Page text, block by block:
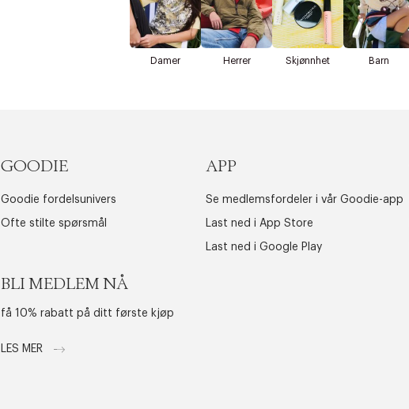
Damer Herrer Skjønnhet Barn
GOODIE
Goodie fordelsunivers
Ofte stilte spørsmål
BLI MEDLEM NÅ
få 10% rabatt på ditt første kjøp
LES MER
APP
Se medlemsfordeler i vår Goodie-app
Last ned i App Store
Last ned i Google Play